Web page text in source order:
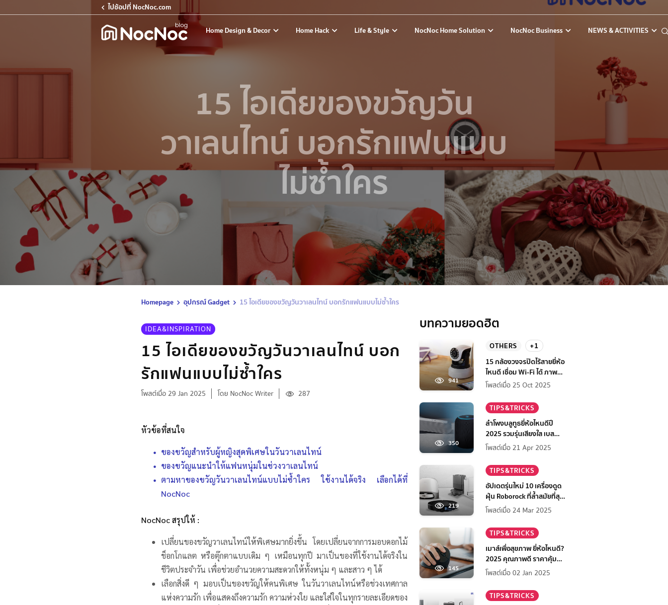
ไปช้อปที่ NocNoc.com
Home Design & Decor Home Hack Life & Style NocNoc Home Solution NocNoc Business NEWS & ACTIVITIES
15 ไอเดียของขวัญวัน
วาเลนไทน์ บอกรักแฟนแบบ
ไม่ซ้ำใคร
Homepage อุปกรณ์ Gadget 15 ไอเดียของขวัญวันวาเลนไทน์ บอกรักแฟนแบบไม่ซ้ำใคร
IDEA&INSPIRATION
15 ไอเดียของขวัญวันวาเลนไทน์ บอก
รักแฟนแบบไม่ซ้ำใคร
โพสต์เมื่อ 29 Jan 2025 โดย NocNoc Writer 287
หัวข้อที่สนใจ
ของขวัญสำหรับผู้หญิงสุดพิเศษในวันวาเลนไทน์
ของขวัญแนะนำให้แฟนหนุ่มในช่วงวาเลนไทน์
ตามหาของขวัญวันวาเลนไทน์แบบไม่ซ้ำใคร ใช้งานได้จริง เลือกได้ที่
NocNoc
NocNoc สรุปให้ :
เปลี่ยนของขวัญวาเลนไทน์ให้พิเศษมากยิ่งขึ้น โดยเปลี่ยนจากการมอบดอกไม้
ช็อกโกแลต หรือตุ๊กตาแบบเดิม ๆ เหมือนทุกปี มาเป็นของที่ใช้งานได้จริงใน
ชีวิตประจำวัน เพื่อช่วยอำนวยความสะดวกให้ทั้งหนุ่ม ๆ และสาว ๆ ได้
เลือกสิ่งดี ๆ มอบเป็นของขวัญให้คนพิเศษ ในวันวาเลนไทน์หรือช่วงเทศกาล
แห่งความรัก เพื่อแสดงถึงความรัก ความห่วงใย และใส่ใจในทุกรายละเอียดของ
บทความยอดฮิต
941
OTHERS
+1
15 กล้องวงจรปิดไร้สายยี่ห้อ
ไหนดี เชื่อม Wi-Fi ได้ ภาพชัด
ฟีเจอร์ครบ ราคาดี
โพสต์เมื่อ 25 Oct 2025
350
TIPS&TRICKS
ลำโพงบลูทูธยี่ห้อไหนดีปี
2025 รวมรุ่นเสียงใส เบส
หนัก ที่ต้องมี
โพสต์เมื่อ 21 Apr 2025
219
TIPS&TRICKS
อัปเดตรุ่นใหม่ 10 เครื่องดูด
ฝุ่น Roborock ที่ล้ำสมัยที่สุด
ในปี 2568
โพสต์เมื่อ 24 Mar 2025
145
TIPS&TRICKS
เมาส์เพื่อสุขภาพ ยี่ห้อไหนดี?
2025 คุณภาพดี ราคาคุ้มค่า
ลดอาการปวดข้อมือ
โพสต์เมื่อ 02 Jan 2025
TIPS&TRICKS